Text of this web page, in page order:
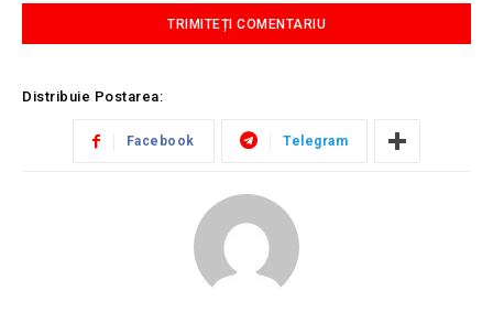
Distribuie Postarea:
Facebook Telegram